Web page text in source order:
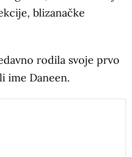
blizanačke
rodila svoje prvo
ime Daneen.